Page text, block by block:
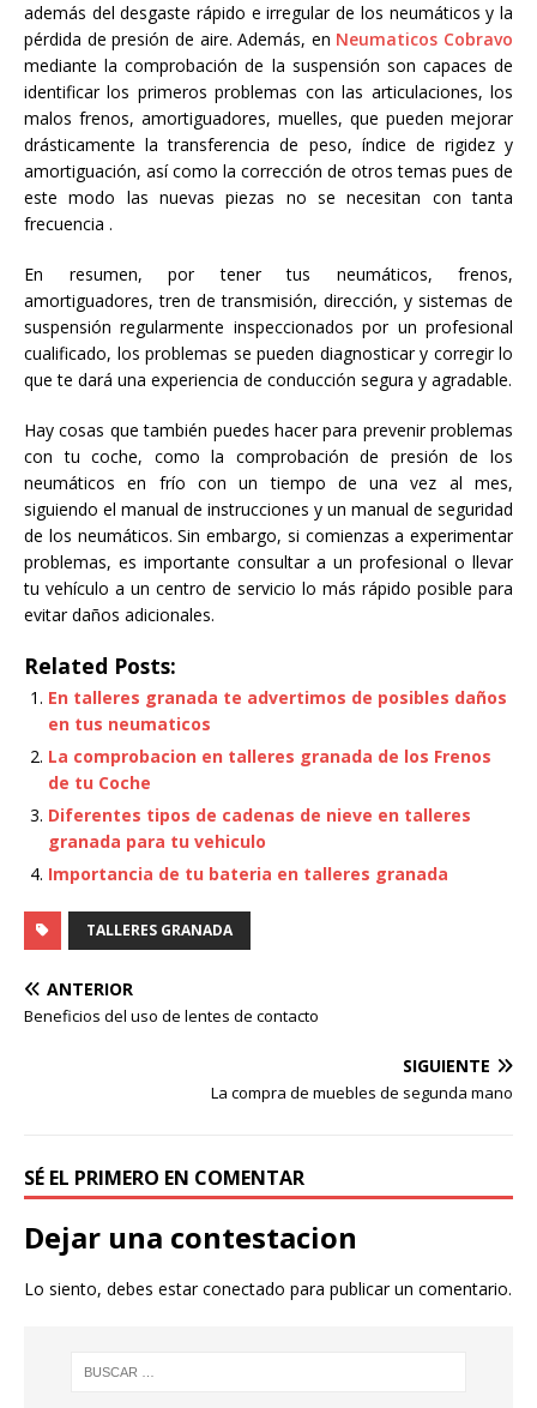
además del desgaste rápido e irregular de los neumáticos y la
pérdida de presión de aire. Además, en Neumaticos Cobravo
mediante la comprobación de la suspensión son capaces de
identificar los primeros problemas con las articulaciones, los
malos frenos, amortiguadores, muelles, que pueden mejorar
drásticamente la transferencia de peso, índice de rigidez y
amortiguación, así como la corrección de otros temas pues de
este modo las nuevas piezas no se necesitan con tanta
frecuencia .
En resumen, por tener tus neumáticos, frenos,
amortiguadores, tren de transmisión, dirección, y sistemas de
suspensión regularmente inspeccionados por un profesional
cualificado, los problemas se pueden diagnosticar y corregir lo
que te dará una experiencia de conducción segura y agradable.
Hay cosas que también puedes hacer para prevenir problemas
con tu coche, como la comprobación de presión de los
neumáticos en frío con un tiempo de una vez al mes,
siguiendo el manual de instrucciones y un manual de seguridad
de los neumáticos. Sin embargo, si comienzas a experimentar
problemas, es importante consultar a un profesional o llevar
tu vehículo a un centro de servicio lo más rápido posible para
evitar daños adicionales.
Related Posts:
En talleres granada te advertimos de posibles daños
en tus neumaticos
La comprobacion en talleres granada de los Frenos
de tu Coche
Diferentes tipos de cadenas de nieve en talleres
granada para tu vehiculo
Importancia de tu bateria en talleres granada
TALLERES GRANADA
ANTERIOR
Beneficios del uso de lentes de contacto
SIGUIENTE
La compra de muebles de segunda mano
SÉ EL PRIMERO EN COMENTAR
Dejar una contestacion
Lo siento, debes estarconectado para publicar un comentario.